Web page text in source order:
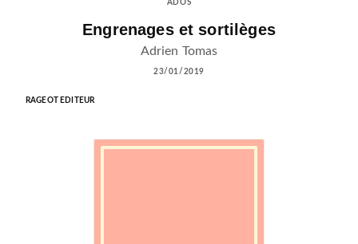
ADOS
Engrenages et sortilèges
Adrien Tomas
23/01/2019
RAGEOT EDITEUR